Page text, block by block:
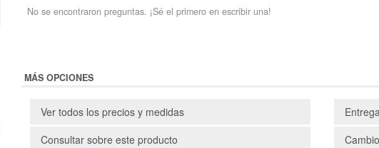
No se encontraron preguntas. ¡Sé el primero en escribir una!
MÁS OPCIONES
Ver todos los precios y medidas
Consultar sobre este producto